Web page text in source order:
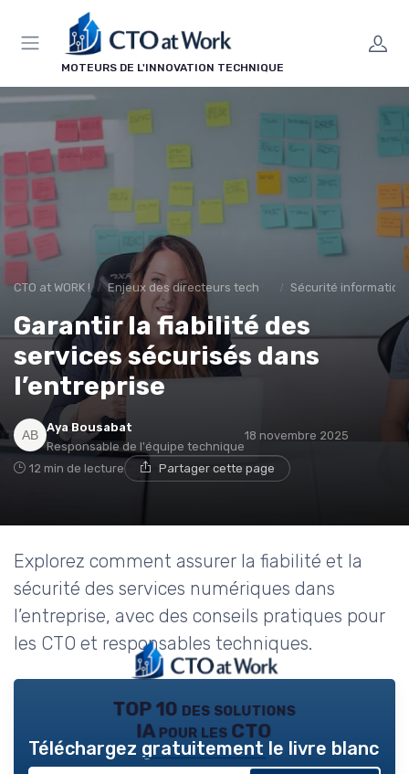
MOTEURS DE L'INNOVATION TECHNIQUE
CTO at WORK ! Enjeux des directeurs techniques Sécurité
Garantir la fiabilité des
services sécurisés dans
l’entreprise
Aya Bousabat
Responsable de l'équipe technique
18 novembre 2025
12 min de lecture Partager cette page
Explorez comment assurer la fiabilité et la
sécurité des services numériques dans
l’entreprise, avec des conseils pratiques pour
les CTO et responsables techniques.
TOP 10 des solutions
IA pour les CTO
Téléchargez gratuitement le livre blanc
Panneau de gestion des cookies